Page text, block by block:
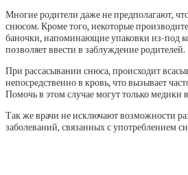
Многие родители даже не предполагают,
снюсом. Кроме того, некоторые
баночки, напоминающие упаковки из-под
позволяет ввести в заблуждение родителей.
При рассасывании снюса, происходит
непосредственно в кровь, что вызывает
Помочь в этом случае могут только медики
Так же врачи не исключают возможности
заболеваний, связанных с употреблением